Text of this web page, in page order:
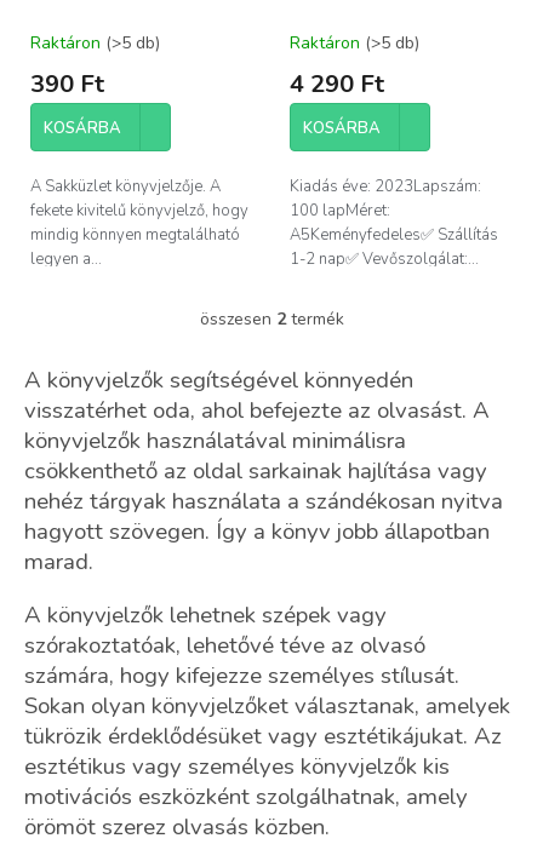
tRaktáron (>5 db)
390 Ft
KOSÁRBA
A Sakküzlet könyvjelzője. A
fekete kivitelű könyvjelző, hogy
mindig könnyen megtalálható
legyen a...
Raktáron (>5 db)
4 290 Ft
KOSÁRBA
Kiadás éve: 2023Lapszám:
100 lapMéret:
A5Keményfedeles✅ Szállítás
1-2 nap✅ Vevőszolgálat:...
L
s
t
a
i
r
n
y
s
e
l
e
m
e
i
összesen 2termék
A könyvjelzők segítségével könnyedén
visszatérhet oda, ahol befejezte az olvasást. A
könyvjelzők használatával minimálisra
csökkenthető az oldal sarkainak hajlítása vagy
nehéz tárgyak használata a szándékosan nyitva
hagyott szövegen. Így a könyv jobb állapotban
marad.
A könyvjelzők lehetnek szépek vagy
szórakoztatóak, lehetővé téve az olvasó
számára, hogy kifejezze személyes stílusát.
Sokan olyan könyvjelzőket választanak, amelyek
tükrözik érdeklődésüket vagy esztétikájukat. Az
esztétikus vagy személyes könyvjelzők kis
motivációs eszközként szolgálhatnak, amely
örömöt szerez olvasás közben.